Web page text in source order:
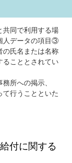
共同で利用する場
人データの項目③
氏名または名称
ることとされてい
所への掲示、
て行うことといた
付に関する